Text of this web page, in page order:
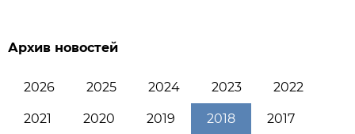
Архив новостей
2026 2025 2024 2023 2022
2021 2020 2019 2018 2017